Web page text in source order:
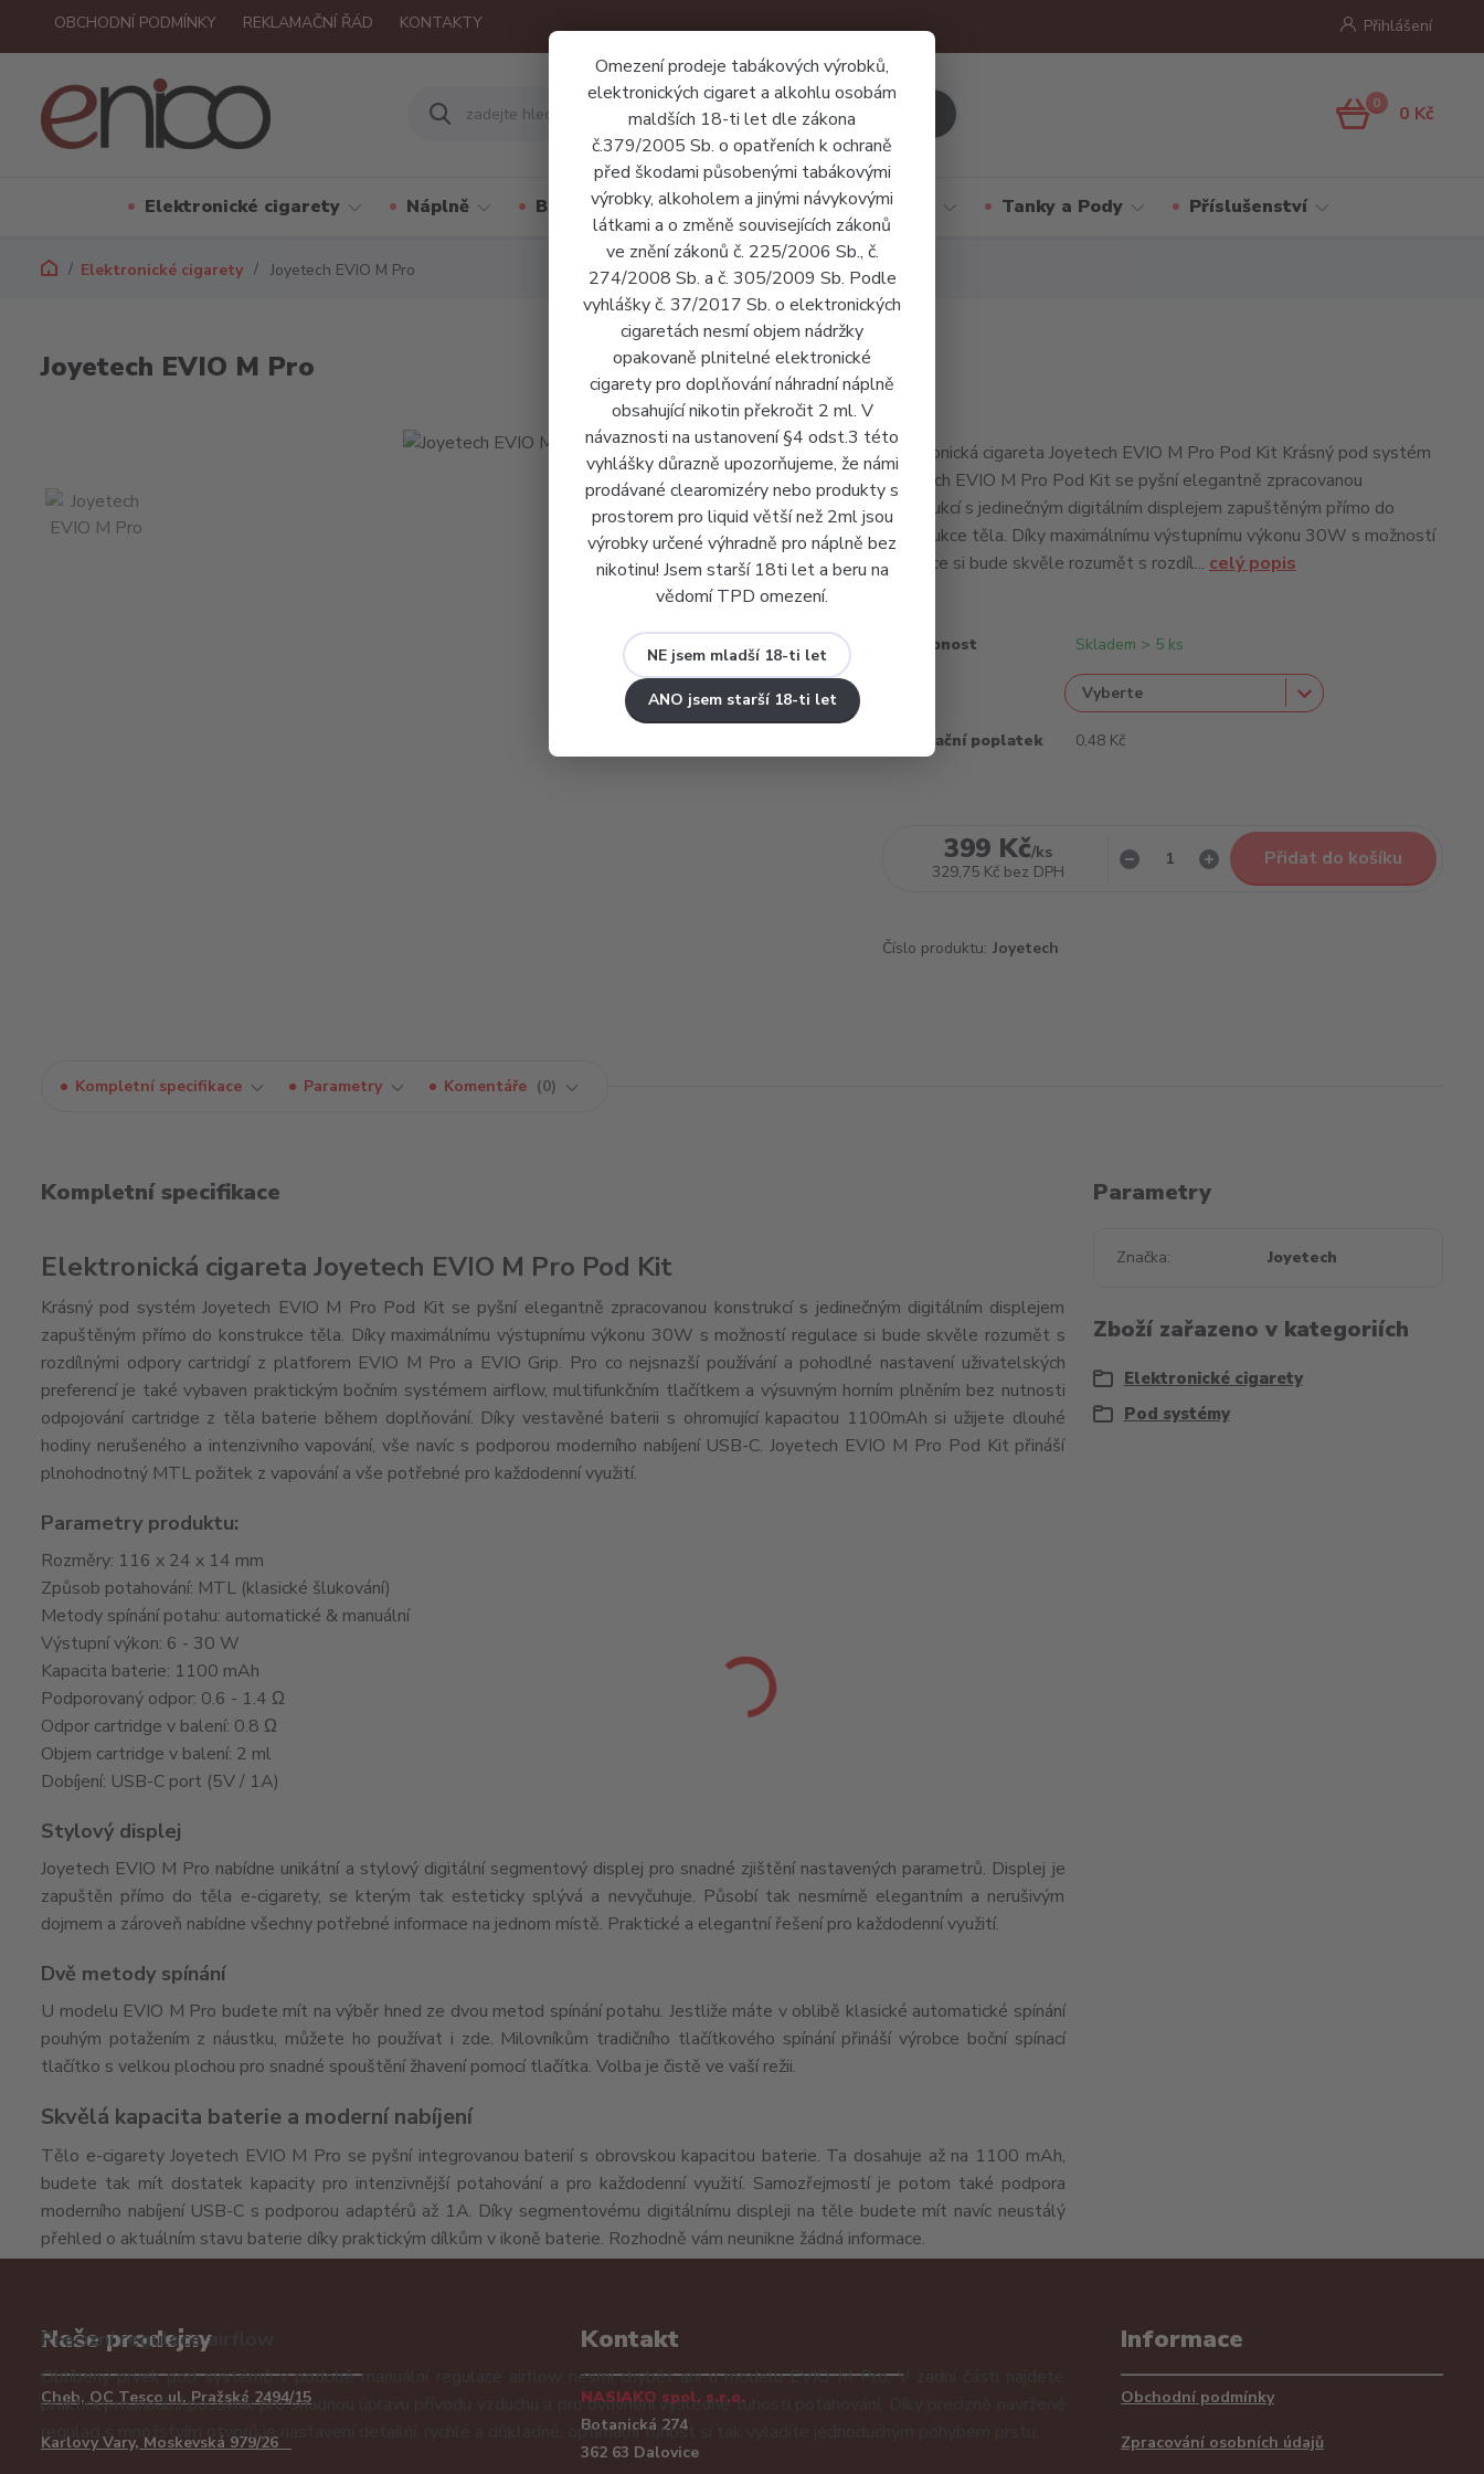
Omezení prodeje tabákových výrobků,
elektronických cigaret a alkohlu osobám
maldších 18-ti let dle zákona
č.379/2005 Sb. o opatřeních k ochraně
před škodami působenými tabákovými
výrobky, alkoholem a jinými návykovými
látkami a o změně souvisejících zákonů
ve znění zákonů č. 225/2006 Sb., č.
274/2008 Sb. a č. 305/2009 Sb. Podle
vyhlášky č. 37/2017 Sb. o elektronických
cigaretách nesmí objem nádržky
opakovaně plnitelné elektronické
cigarety pro doplňování náhradní náplně
obsahující nikotin překročit 2 ml. V
návaznosti na ustanovení §4 odst.3 této
vyhlášky důrazně upozorňujeme, že námi
prodávané clearomizéry nebo produkty s
prostorem pro liquid větší než 2ml jsou
výrobky určené výhradně pro náplně bez
nikotinu! Jsem starší 18ti let a beru na
vědomí TPD omezení.
NE jsem mladší 18-ti let
ANO jsem starší 18-ti let
OBCHODNÍ PODMÍNKY REKLAMAČNÍ ŘÁD KONTAKTY Přihlášení
0 0 Kč
Elektronické cigarety Náplně Báze a příchutě Jednorázové cigarety Tanky a Pody Příslušenství
Elektronické cigarety Joyetech EVIO M Pro
Joyetech EVIO M Pro
Elektronická cigareta Joyetech EVIO M Pro Pod Kit Krásný pod systém
Joyetech EVIO M Pro Pod Kit se pyšní elegantně zpracovanou
konstrukcí s jedinečným digitálním displejem zapuštěným přímo do
konstrukce těla. Díky maximálnímu výstupnímu výkonu 30W s možností
regulace si bude skvěle rozumět s rozdíl... celý popis
Dostupnost Skladem > 5 ks
Recyklační poplatek 0,48 Kč
399 Kč/ks
329,75 Kč bez DPH
Přidat do košíku
Číslo produktu: Joyetech
Kompletní specifikace Parametry Komentáře 0
Kompletní specifikace
Elektronická cigareta Joyetech EVIO M Pro Pod Kit
Krásný pod systém Joyetech EVIO M Pro Pod Kit se pyšní elegantně zpracovanou konstrukcí s jedinečným digitálním displejem
zapuštěným přímo do konstrukce těla. Díky maximálnímu výstupnímu výkonu 30W s možností regulace si bude skvěle rozumět s
rozdílnými odpory cartridgí z platforem EVIO M Pro a EVIO Grip. Pro co nejsnazší používání a pohodlné nastavení uživatelských
preferencí je také vybaven praktickým bočním systémem airflow, multifunkčním tlačítkem a výsuvným horním plněním bez nutnosti
odpojování cartridge z těla baterie během doplňování. Díky vestavěné baterii s ohromující kapacitou 1100mAh si užijete dlouhé
hodiny nerušeného a intenzivního vapování, vše navíc s podporou moderního nabíjení USB-C. Joyetech EVIO M Pro Pod Kit přináší
plnohodnotný MTL požitek z vapování a vše potřebné pro každodenní využití.
Parametry produktu:
Rozměry: 116 x 24 x 14 mm
Způsob potahování: MTL (klasické šlukování)
Metody spínání potahu: automatické & manuální
Výstupní výkon: 6 - 30 W
Kapacita baterie: 1100 mAh
Podporovaný odpor: 0.6 - 1.4 Ω
Odpor cartridge v balení: 0.8 Ω
Objem cartridge v balení: 2 ml
Dobíjení: USB-C port (5V / 1A)
Stylový displej
Joyetech EVIO M Pro nabídne unikátní a stylový digitální segmentový displej pro snadné zjištění nastavených parametrů. Displej je
zapuštěn přímo do těla e-cigarety, se kterým tak esteticky splývá a nevyčuhuje. Působí tak nesmírně elegantním a nerušivým
dojmem a zároveň nabídne všechny potřebné informace na jednom místě. Praktické a elegantní řešení pro každodenní využití.
Dvě metody spínání
U modelu EVIO M Pro budete mít na výběr hned ze dvou metod spínání potahu. Jestliže máte v oblibě klasické automatické spínání
pouhým potažením z náustku, můžete ho používat i zde. Milovníkům tradičního tlačítkového spínání přináší výrobce boční spínací
tlačítko s velkou plochou pro snadné spouštění žhavení pomocí tlačítka. Volba je čistě ve vaší režii.
Skvělá kapacita baterie a moderní nabíjení
Tělo e-cigarety Joyetech EVIO M Pro se pyšní integrovanou baterií s obrovskou kapacitou baterie. Ta dosahuje až na 1100 mAh,
budete tak mít dostatek kapacity pro intenzivnější potahování a pro každodenní využití. Samozřejmostí je potom také podpora
moderního nabíjení USB-C s podporou adaptérů až 1A. Díky segmentovému digitálnímu displeji na těle budete mít navíc neustálý
přehled o aktuálním stavu baterie díky praktickým dílkům v ikoně baterie. Rozhodně vám neunikne žádná informace.
Precizní regulace airflow
Oblíbený prvek pod systémů v podobě manuální regulace airflow nesmí chybět ani u modelu EVIO M Pro. V zadní části najdete
praktický manuální posuvník pro snadnou úpravu přívodu vzduchu a pro ovlivnění výsledné tuhosti potahování. Díky precizně navržené
regulaci s množstvím otvorů je nastavení detailní, rychlé a důkladné, optimální tuhost si tak vyladíte jednoduchým pohybem prstu.
Parametry
Značka Joyetech
Zboží zařazeno v kategoriích
Elektronické cigarety
Pod systémy
Naše prodejny
Cheb, OC Tesco ul. Pražská 2494/15
Karlovy Vary, Moskevská 979/26
Kontakt
NASIAKO spol. s.r.o.
Botanická 274
362 63 Dalovice
Informace
Obchodní podmínky
Zpracování osobních údajů